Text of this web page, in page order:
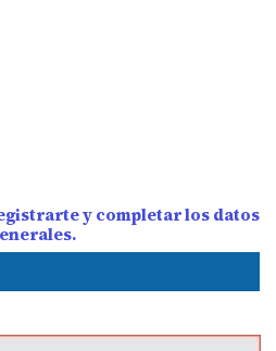
y completar los datos